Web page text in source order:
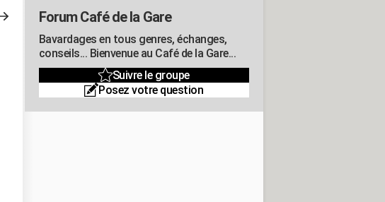
Forum Café de la Gare
Bavardages en tous genres, échanges,
conseils... Bienvenue au Café de la Gare...
Suivre le groupe
Posez votre question